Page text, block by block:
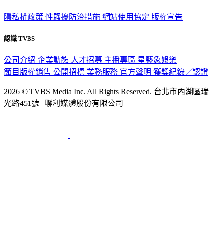
隱私權政策 性騷擾防治措施 網站使用協定 版權宣告
認識 TVBS
公司介紹 企業動態 人才招募 主播專區 星藝象娛樂
節目版權銷售 公開招標 業務服務 官方聲明 獲獎紀錄／認證
2026 © TVBS Media Inc. All Rights Reserved. 台北市內湖區瑞
光路451號 | 聯利媒體股份有限公司